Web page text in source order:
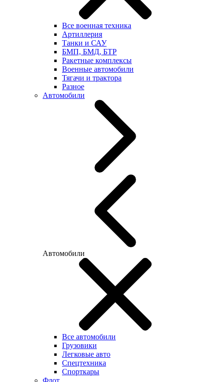
Все военная техника
Артиллерия
Танки и САУ
БМП, БМД, БТР
Ракетные комплексы
Военные автомобили
Тягачи и трактора
Разное
Автомобили
Автомобили
Все автомобили
Грузовики
Легковые авто
Спецтехника
Спорткары
Флот